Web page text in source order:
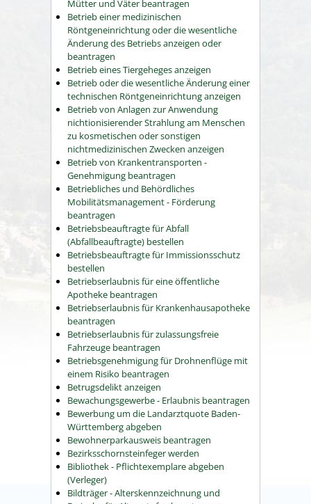
Mütter und Väter beantragen
Betrieb einer medizinischen
Röntgeneinrichtung oder die wesentliche
Änderung des Betriebs anzeigen oder
beantragen
Betrieb eines Tiergeheges anzeigen
Betrieb oder die wesentliche Änderung einer
technischen Röntgeneinrichtung anzeigen
Betrieb von Anlagen zur Anwendung
nichtionisierender Strahlung am Menschen
zu kosmetischen oder sonstigen
nichtmedizinischen Zwecken anzeigen
Betrieb von Krankentransporten -
Genehmigung beantragen
Betriebliches und Behördliches
Mobilitätsmanagement - Förderung
beantragen
Betriebsbeauftragte für Abfall
(Abfallbeauftragte) bestellen
Betriebsbeauftragte für Immissionsschutz
bestellen
Betriebserlaubnis für eine öffentliche
Apotheke beantragen
Betriebserlaubnis für Krankenhausapotheke
beantragen
Betriebserlaubnis für zulassungsfreie
Fahrzeuge beantragen
Betriebsgenehmigung für Drohnenflüge mit
einem Risiko beantragen
Betrugsdelikt anzeigen
Bewachungsgewerbe - Erlaubnis beantragen
Bewerbung um die Landarztquote Baden-
Württemberg abgeben
Bewohnerparkausweis beantragen
Bezirksschornsteinfeger werden
Bibliothek - Pflichtexemplare abgeben
(Verleger)
Bildträger - Alterskennzeichnung und